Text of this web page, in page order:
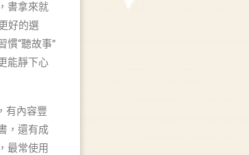
書拿來就
好的選
慣“聽故事”
能靜下心
有內容豐
，還有成
最常使用